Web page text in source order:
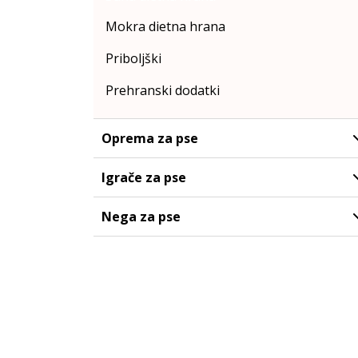
Mokra dietna hrana
Priboljški
Prehranski dodatki
Oprema za pse
Igrače za pse
Nega za pse